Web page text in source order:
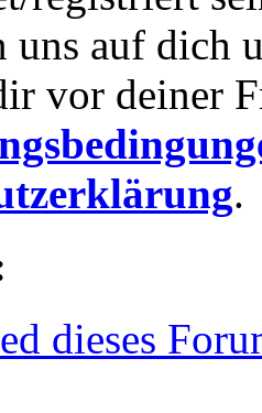
uns auf dich
vor deiner
.
dieses